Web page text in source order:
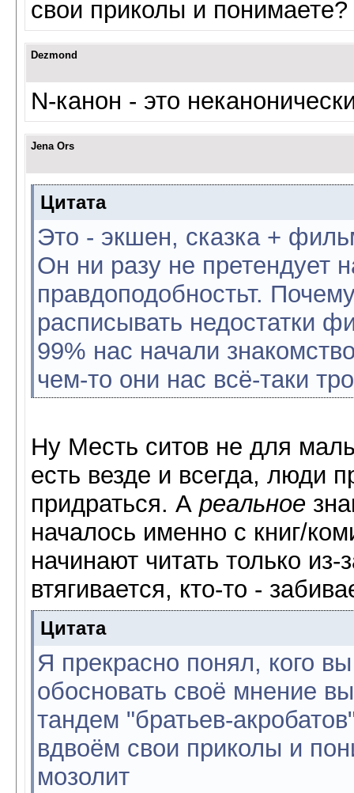
свои приколы и
Dezmond
N-канон - это
Jena Ors
Цитата
Это - экшен, сказка +
Он ни разу не претендует
правдоподобностьт.
расписывать недостатки
99% нас начали
чем-то они нас всё-таки
Ну Месть ситов не для
есть везде и всегда, люди
придраться. А реальное
началось именно с книг/
начинают читать только
втягивается, кто-то -
Цитата
Я прекрасно понял, кого
обосновать своё мнение
тандем "братьев-
вдвоём свои приколы и
мозолит